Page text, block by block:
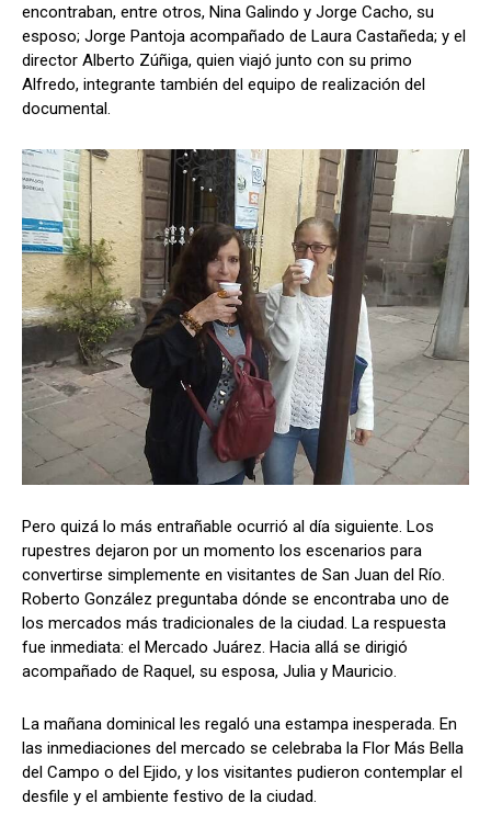
encontraban, entre otros, Nina Galindo y Jorge Cacho, su
esposo; Jorge Pantoja acompañado de Laura Castañeda; y el
director Alberto Zúñiga, quien viajó junto con su primo
Alfredo, integrante también del equipo de realización del
documental.
Pero quizá lo más entrañable ocurrió al día siguiente. Los
rupestres dejaron por un momento los escenarios para
convertirse simplemente en visitantes de San Juan del Río.
Roberto González preguntaba dónde se encontraba uno de
los mercados más tradicionales de la ciudad. La respuesta
fue inmediata: el Mercado Juárez. Hacia allá se dirigió
acompañado de Raquel, su esposa, Julia y Mauricio.
La mañana dominical les regaló una estampa inesperada. En
las inmediaciones del mercado se celebraba la Flor Más Bella
del Campo o del Ejido, y los visitantes pudieron contemplar el
desfile y el ambiente festivo de la ciudad.